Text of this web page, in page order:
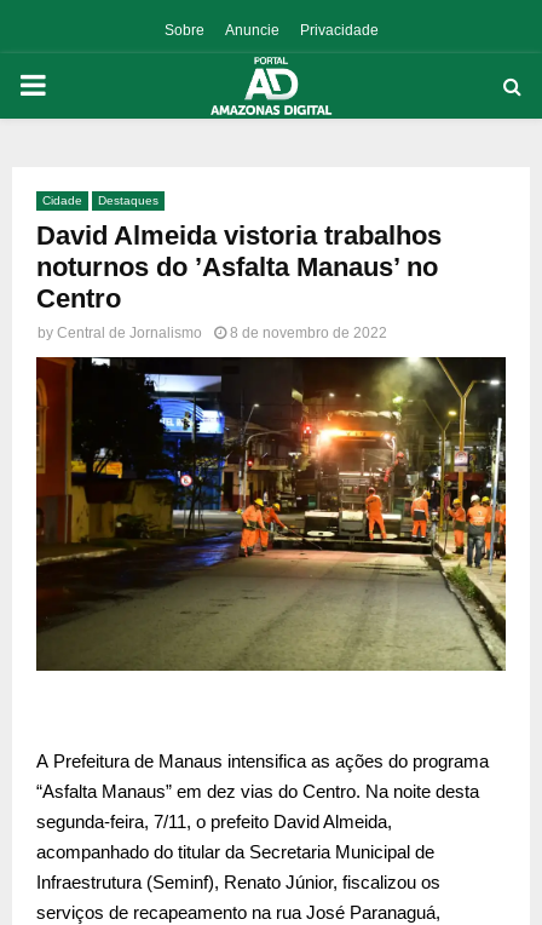
Sobre Anuncie Privacidade
PRIMARY
Cidade Destaques
David Almeida vistoria trabalhos
noturnos do ’Asfalta Manaus’ no
Centro
by Central de Jornalismo 8 de novembro de 2022
A Prefeitura de Manaus intensifica as ações do programa
“Asfalta Manaus” em dez vias do Centro. Na noite desta
segunda-feira, 7/11, o prefeito David Almeida,
acompanhado do titular da Secretaria Municipal de
Infraestrutura (Seminf), Renato Júnior, fiscalizou os
serviços de recapeamento na rua José Paranaguá,